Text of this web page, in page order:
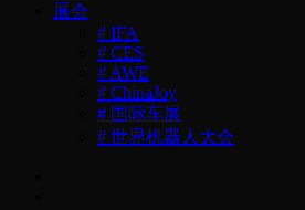
展会
# IFA
# CES
# AWE
# ChinaJoy
# 国际车展
# 世界机器人大会